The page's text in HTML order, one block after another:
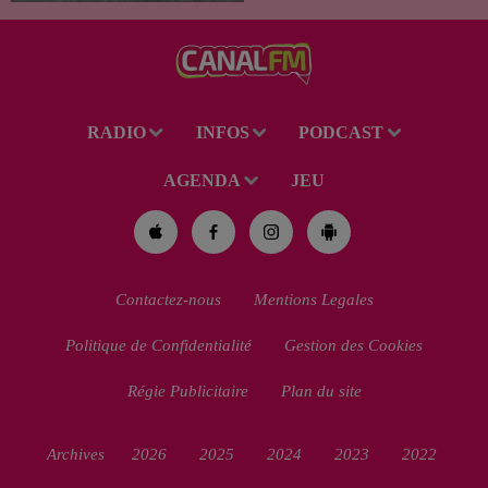
RADIO INFOS PODCAST
AGENDA JEU
Contactez-nous Mentions Legales
Politique de Confidentialité Gestion des Cookies
Régie Publicitaire Plan du site
Archives 2026 2025 2024 2023 2022